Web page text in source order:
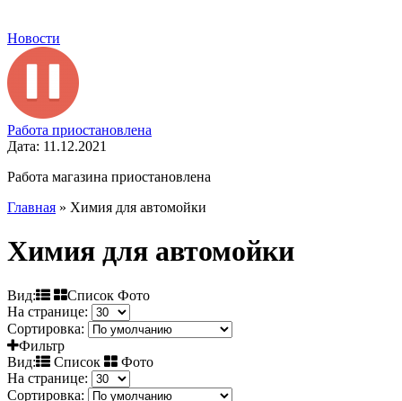
Новости
Работа приостановлена
Дата: 11.12.2021
Работа магазина приостановлена
Главная » Химия для автомойки
Химия для автомойки
Вид:
Список Фото
На странице:
Сортировка:
Фильтр
Вид:
Список
Фото
На странице:
Сортировка: